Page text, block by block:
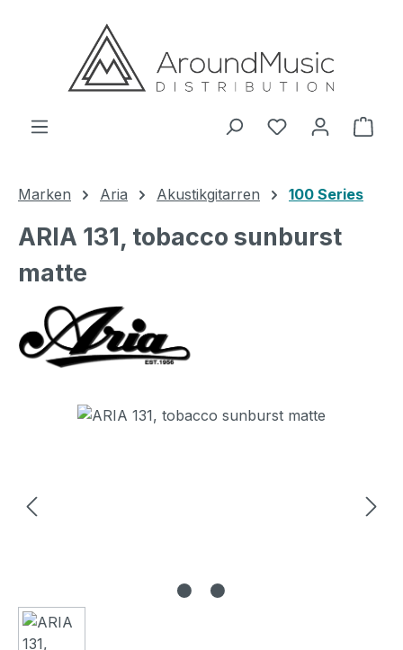
Zum Hauptinhalt springen
Marken Aria Akustikgitarren 100 Series
ARIA 131, tobacco sunburst
matte
Bildergalerie überspringen